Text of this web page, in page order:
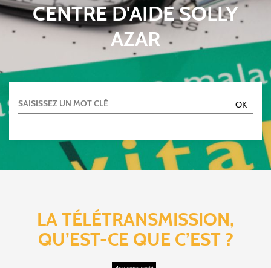
CENTRE D'AIDE SOLLY
AZAR
LA TÉLÉTRANSMISSION,
QU’EST-CE QUE C’EST ?